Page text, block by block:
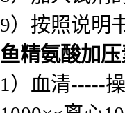
1000×g离心
2）血浆-----
3）细胞上
4）组织匀